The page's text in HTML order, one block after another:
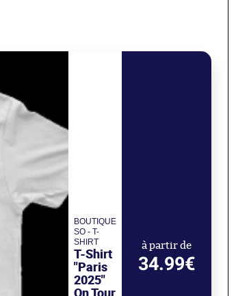
BOUTIQUE
SO - T-
SHIRT
T-Shirt
"Paris
2025"
à partir de
34.99€